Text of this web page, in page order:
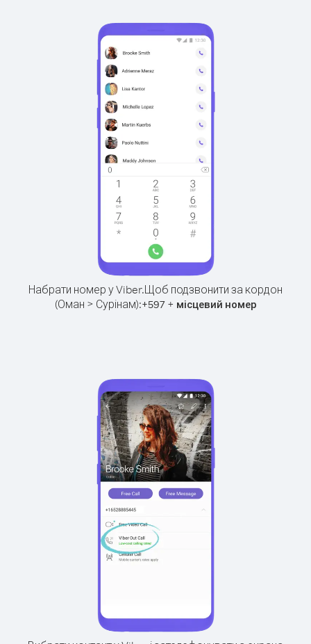
Набрати номер у Viber.Щоб подзвонити за кордон
(Оман > Сурінам):+597+ місцевий номер